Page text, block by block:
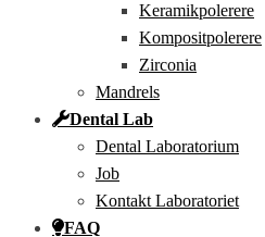
Keramikpolerere
Kompositpolerere
Zirconia
Mandrels
Dental Lab
Dental Laboratorium
Job
Kontakt Laboratoriet
FAQ